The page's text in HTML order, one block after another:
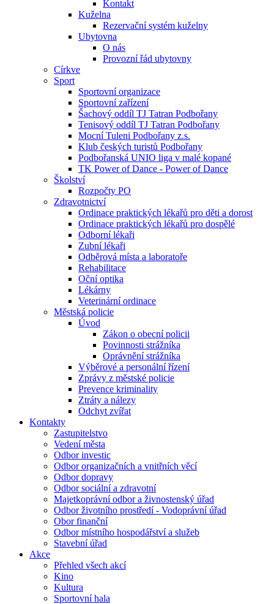
Kontakt
Kuželna
Rezervační systém kuželny
Ubytovna
O nás
Provozní řád ubytovny
Církve
Sport
Sportovní organizace
Sportovní zařízení
Šachový oddíl TJ Tatran Podbořany
Tenisový oddíl TJ Tatran Podbořany
Mocní Tuleni Podbořany z.s.
Klub českých turistů Podbořany
Podbořanská UNIO liga v malé kopané
TK Power of Dance - Power of Dance
Školství
Rozpočty PO
Zdravotnictví
Ordinace praktických lékařů pro děti a dorost
Ordinace praktických lékařů pro dospělé
Odborní lékaři
Zubní lékaři
Odběrová místa a laboratoře
Rehabilitace
Oční optika
Lékárny
Veterinární ordinace
Městská policie
Úvod
Zákon o obecní policii
Povinnosti strážníka
Oprávnění strážníka
Výběrové a personální řízení
Zprávy z městské policie
Prevence kriminality
Ztráty a nálezy
Odchyt zvířat
Kontakty
Zastupitelstvo
Vedení města
Odbor investic
Odbor organizačních a vnitřních věcí
Odbor dopravy
Odbor sociální a zdravotní
Majetkoprávní odbor a živnostenský úřad
Odbor životního prostředí - Vodoprávní úřad
Obor finanční
Odbor místního hospodářství a služeb
Stavební úřad
Akce
Přehled všech akcí
Kino
Kultura
Sportovní hala